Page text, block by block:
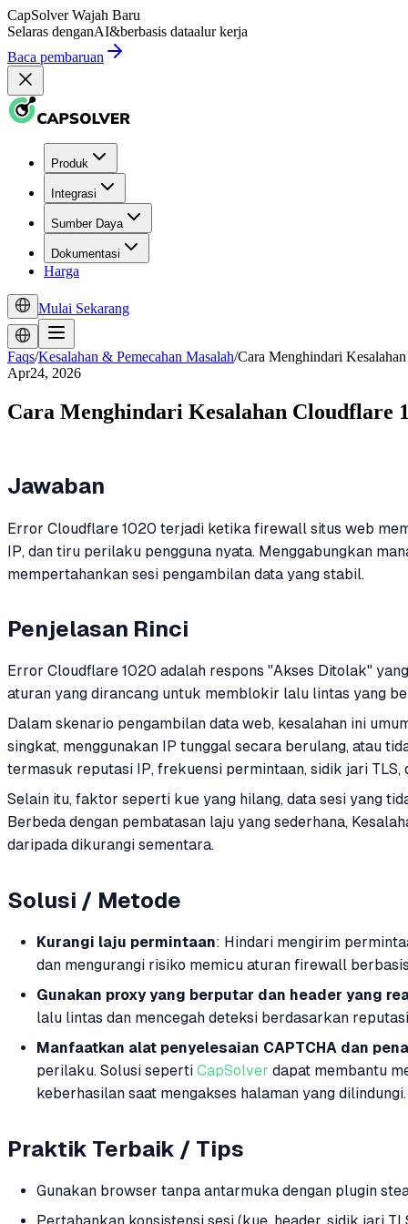
CapSolver Wajah Baru
Selaras denganAI&berbasis dataalur kerja
Baca pembaruan
Produk
Integrasi
Sumber Daya
Dokumentasi
Harga
Mulai Sekarang
Faqs/Kesalahan & Pemecahan Masalah/Cara Menghindari
Apr24, 2026
Cara Menghindari Kesalahan Cloudflare
Jawaban
Error Cloudflare 1020 terjadi ketika firewall situs web
IP, dan tiru perilaku pengguna nyata. Menggabungkan
mempertahankan sesi pengambilan data yang stabil.
Penjelasan Rinci
Error Cloudflare 1020 adalah respons "Akses Ditolak"
aturan yang dirancang untuk memblokir lalu lintas yang
Dalam skenario pengambilan data web, kesalahan ini
singkat, menggunakan IP tunggal secara berulang, atau
termasuk reputasi IP, frekuensi permintaan, sidik jari
Selain itu, faktor seperti kue yang hilang, data sesi yang
Berbeda dengan pembatasan laju yang sederhana,
daripada dikurangi sementara.
Solusi / Metode
Kurangi laju permintaan: Hindari mengirim
dan mengurangi risiko memicu aturan firewall
Gunakan proxy yang berputar dan header yang
lalu lintas dan mencegah deteksi berdasarkan
Manfaatkan alat penyelesaian CAPTCHA dan
perilaku. Solusi seperti CapSolver dapat membantu
keberhasilan saat mengakses halaman yang dilindungi.
Praktik Terbaik / Tips
Gunakan browser tanpa antarmuka dengan plugin